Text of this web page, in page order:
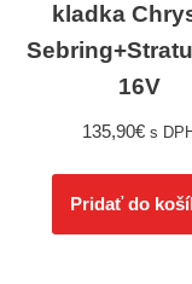
kladka
16V
135,90€ s DPH
Pridať do